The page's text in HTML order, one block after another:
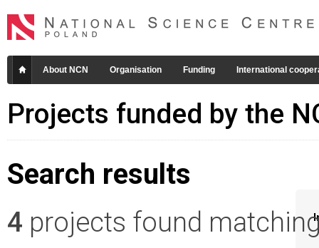
About NCN Organisation Funding International
Projects funded by the
Search results
4 projects found